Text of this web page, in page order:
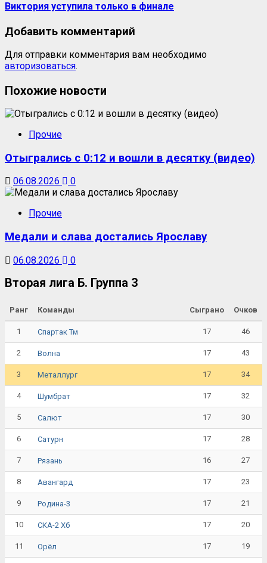
Виктория уступила только в финале
Добавить комментарий
Для отправки комментария вам необходимо
авторизоваться.
Похожие новости
Прочие
Отыгрались с 0:12 и вошли в десятку (видео)
06.08.2026 0
Прочие
Медали и слава достались Ярославу
06.08.2026 0
Вторая лига Б. Группа 3
Ранг Команды Сыграно Очков
1 Спартак Тм 17 46
2 Волна 17 43
3 Металлург 17 34
4 Шумбрат 17 32
5 Салют 17 30
6 Сатурн 17 28
7 Рязань 16 27
8 Авангард 17 23
9 Родина-3 17 21
10 СКА-2 Хб 17 20
11 Орёл 17 19